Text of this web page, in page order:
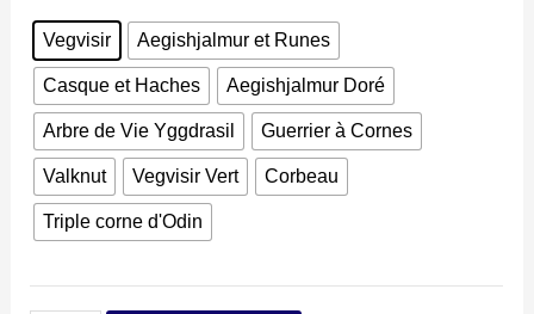
Vegvisir Aegishjalmur et Runes
Casque et Haches Aegishjalmur Doré
Arbre de Vie Yggdrasil Guerrier à Cornes
Valknut Vegvisir Vert Corbeau
Triple corne d'Odin